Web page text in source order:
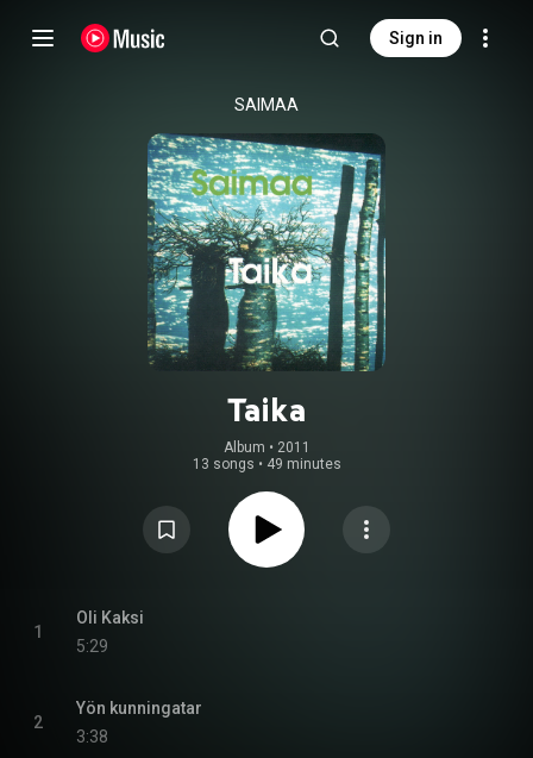
Sign in
SAIMAA
Taika
Album • 2011
13 songs • 49 minutes
1
Oli Kaksi
5:29
2
Yön kunningatar
3:38